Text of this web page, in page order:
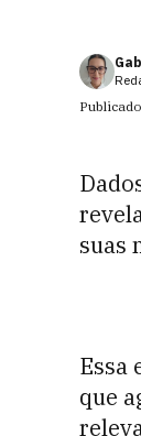
suas
Essa
que